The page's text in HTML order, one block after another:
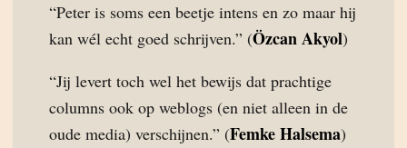
“Peter is soms een beetje intens en zo maar hij
kan wél echt goed schrijven.” (Özcan Akyol)
“Jij levert toch wel het bewijs dat prachtige
columns ook op weblogs (en niet alleen in de
oude media) verschijnen.” (Femke Halsema)